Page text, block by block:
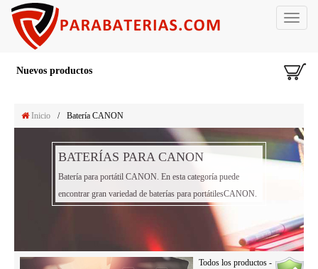
Toggle
Nuevos productos
Inicio / Batería CANON
BATERÍAS PARA CANON
Batería para portátil CANON. En esta categoría puede
encontrar gran variedad de baterías para portátilesCANON.
Todos los productos -